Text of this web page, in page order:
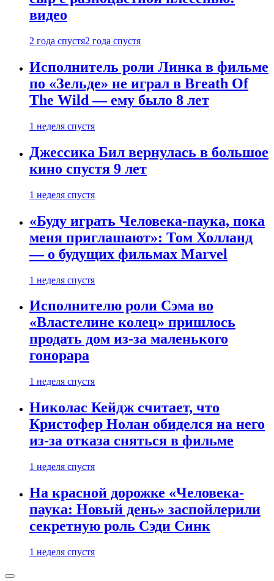
видео
2 года спустя2 года спустя
Исполнитель роли Линка в фильме
по «Зельде» не играл в Breath Of
The Wild — ему было 8 лет
1 неделя спустя
Джессика Бил вернулась в большое
кино спустя 9 лет
1 неделя спустя
«Буду играть Человека-паука, пока
меня приглашают»: Том Холланд
— о будущих фильмах Marvel
1 неделя спустя
Исполнителю роли Сэма во
«Властелине колец» пришлось
продать дом из-за маленького
гонорара
1 неделя спустя
Николас Кейдж считает, что
Кристофер Нолан обиделся на него
из-за отказа сняться в фильме
1 неделя спустя
На красной дорожке «Человека-
паука: Новый день» заспойлерили
секретную роль Сэди Синк
1 неделя спустя